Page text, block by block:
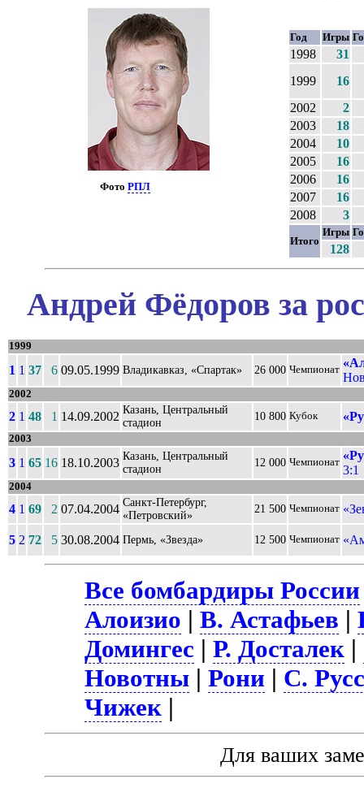
Фото РПЛ
Год Игры
1998
31
1999
16
2002
2
2003
18
2004
10
2005
16
2006
16
2007
16
2008
3
Итого
Игры
128
Андрей Фёдоров за
1999
1 1 37 6 09.05.1999 Владикавказ, «Спартак» 26 000 Чемпионат
2002
2 1 48 1 14.09.2002 Казань, Центральный
стадион
10 800 Кубок
2003
3 1 65 16 18.10.2003 Казань, Центральный
стадион
12 000 Чемпионат
3:1
2004
4 1 69 2 07.04.2004 Санкт-Петербург,
«Петровский»
21 500 Чемпионат
5 2 72 5 30.08.2004 Пермь, «Звезда» 12 500 Чемпионат
Все бомбардиры России
Алоизио |В. Астафьев |
Домингес |Р. Досталек |
Новотны |Рони | С.
Чижек |
Для ваших